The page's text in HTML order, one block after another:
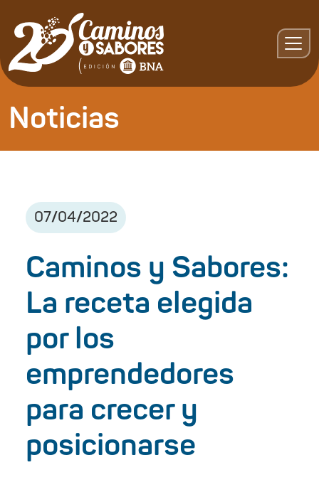
Noticias
07/04/2022
Caminos y Sabores:
La receta elegida
por los
emprendedores
para crecer y
posicionarse